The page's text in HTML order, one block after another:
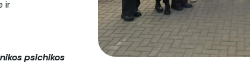
ir
psichikos